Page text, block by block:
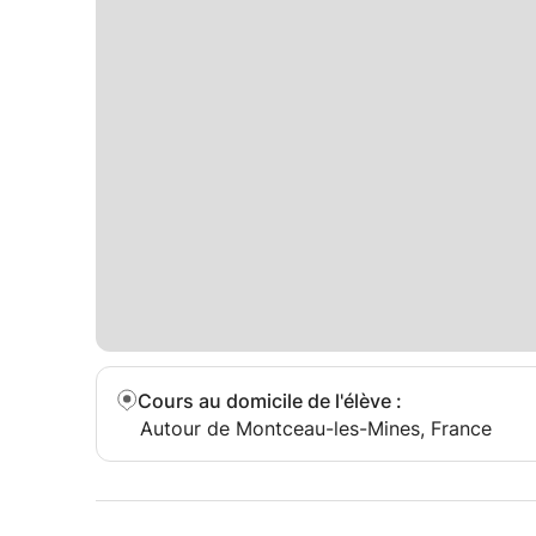
Cours au domicile de l'élève :
Autour de Montceau-les-Mines, France